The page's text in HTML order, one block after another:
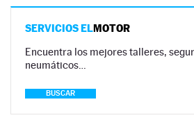
SERVICIOS ELMOTOR
Encuentra los mejores talleres,
neumáticos…
BUSCAR